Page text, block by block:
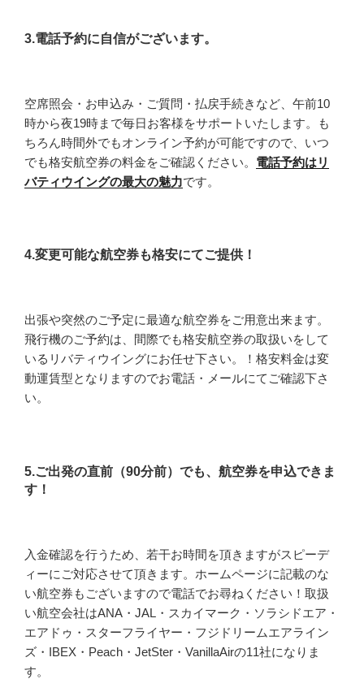
3.電話予約に自信がございます。
空席照会・お申込み・ご質問・払戻手続きなど、午前10
時から夜19時まで毎日お客様をサポートいたします。も
ちろん時間外でもオンライン予約が可能ですので、いつ
でも格安航空券の料金をご確認ください。 電話予約はリ
バティウイングの最大の魅力です。
4.変更可能な航空券も格安にてご提供！
出張や突然のご予定に最適な航空券をご用意出来ます。
飛行機のご予約は、間際でも格安航空券の取扱いをして
いるリバティウイングにお任せ下さい。！格安料金は変
動運賃型となりますのでお電話・メールにてご確認下さ
い。
5.ご出発の直前（90分前）でも、航空券を申込できま
す！
入金確認を行うため、若干お時間を頂きますがスピーデ
ィーにご対応させて頂きます。ホームページに記載のな
い航空券もございますので電話でお尋ねください！取扱
い航空会社はANA・JAL・スカイマーク・ソラシドエア・
エアドゥ・スターフライヤー・フジドリームエアライン
ズ・IBEX・Peach・JetSter・VanillaAirの11社になりま
す。